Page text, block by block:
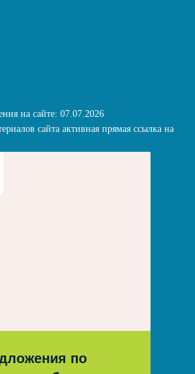
на сайте: 07.07.2026
сайта активная прямая ссылка на
по